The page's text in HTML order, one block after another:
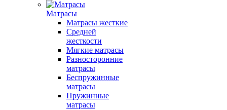
Матрасы
Матрасы жесткие
Средней
жесткости
Мягкие матрасы
Разносторонние
матрасы
Беспружинные
матрасы
Пружинные
матрасы